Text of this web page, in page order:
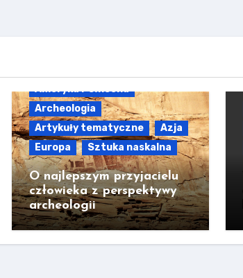
Ameryka Północna
Archeologia
Artykuły tematyczne
Azja
Europa
Sztuka naskalna
O najlepszym przyjacielu
człowieka z perspektywy
archeologii